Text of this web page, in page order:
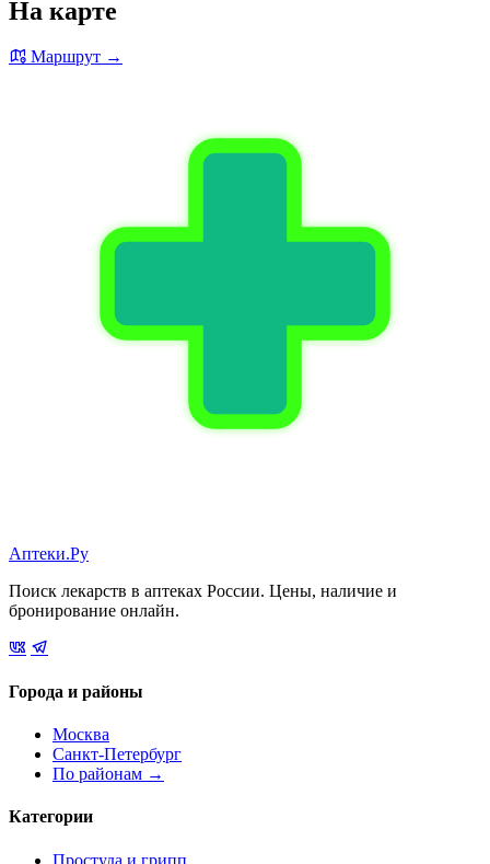
На карте
Маршрут →
Аптеки.Ру
Поиск лекарств в аптеках России. Цены, наличие и
бронирование онлайн.
Города и районы
Москва
Санкт-Петербург
По районам →
Категории
Простуда и грипп